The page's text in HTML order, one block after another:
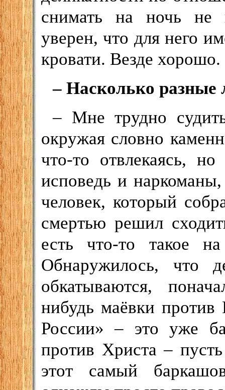
снимать на ночь не
уверен, что для него
кровати. Везде хорошо.
– Насколько
– Мне трудно
окружая словно
что-то отвлекаясь,
исповедь и
человек, который
смертью решил
есть что-то такое
Обнаружилось, что
обкатываются,
нибудь маёвки
России» – это уже
против Христа –
этот самый